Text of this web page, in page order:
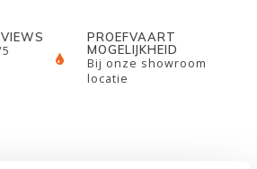
PROEFVAART
MOGELIJKHEID
Bij onze showroom
locatie